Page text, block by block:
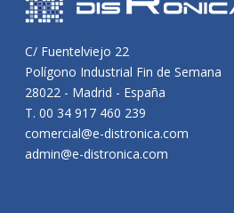
C/ Fuentelviejo 22
Polígono Industrial Fin de Semana
28022 - Madrid - España
T. 00 34 917 460 239
comercial@e-distronica.com
admin@e-distronica.com